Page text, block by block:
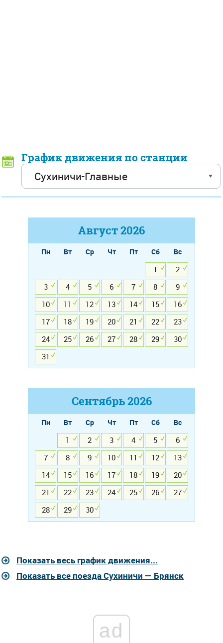
График движения по станции
Август2026
Пн Вт Ср Чт Пт Сб
Вс
1
2
3
4 5 6 7 8
9
10
11 12 13 14 15
16
17
18 19 20 21 22
23
24
25 26 27 28 29
30
31
Сентябрь2026
Пн Вт Ср Чт Пт Сб
Вс
1
2 3 4 5
6
7
8 9 10 11 12
13
14
15 16 17 18 19
20
21
22 23 24 25 26
27
28
29 30
Показать весь график движения...
Показать все поезда Сухиничи — Брянск
ad